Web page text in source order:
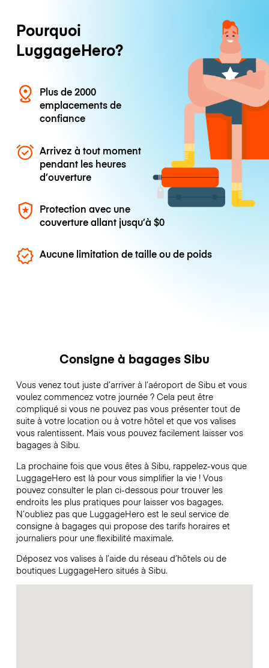
Pourquoi
LuggageHero?
Plus de 2000
emplacements de
confiance
Arrivez à tout moment
pendant les heures
d’ouverture
Protection avec une
couverture allant jusqu’à$0
Aucune limitation de taille ou de poids
Consigne à bagages Sibu
Vous venez tout juste d’arriver à l’aéroport de Sibu et vous
voulez commencez votre journée ? Cela peut être
compliqué si vous ne pouvez pas vous présenter tout de
suite à votre location ou à votre hôtel et que vos valises
vous ralentissent. Mais vous pouvez facilement laisser vos
bagages à Sibu.
La prochaine fois que vous êtes à Sibu, rappelez-vous que
LuggageHero est là pour vous simplifier la vie ! Vous
pouvez consulter le plan ci-dessous pour trouver les
endroits les plus pratiques pour laisser vos bagages.
N’oubliez pas que LuggageHero est le seul service de
consigne à bagages qui propose des tarifs horaires et
journaliers pour une flexibilité maximale.
Déposez vos valises à l’aide du réseau d’hôtels ou de
boutiques LuggageHero situés à Sibu.